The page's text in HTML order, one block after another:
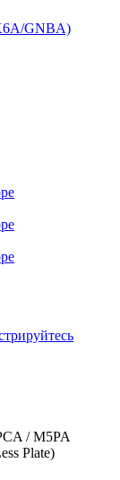
GNBA)
/ M5PA
Plate)